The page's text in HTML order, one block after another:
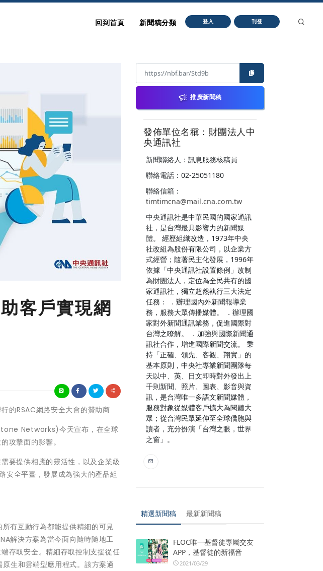
回到首頁 新聞稿分類 登入 刊登
客戶實現網
的RSAC網路安全大會的贊助商
Networks)今天宣布，在全球
攻擊面的影響。
要提供相應的靈活性，以及企業級
安全平臺，發展成為強大的產品組
有互動行為都能提供精細的可見
解決方案為當今面向隨時隨地工
存取安全。精細存取控制支援從任
生和雲端型應用程式。該方案適
推廣新聞稿
發佈單位名稱：財團法人中
央通訊社
新聞聯絡人：訊息服務核稿員
聯絡電話：02-25051180
聯絡信箱：
timtimcna@mail.cna.com.tw
中央通訊社是中華民國的國家通訊
社，是台灣最具影響力的新聞媒
體。 經歷組織改造，1973年中央
社改組為股份有限公司，以企業方
式經營；隨著民主化發展，1996年
依據「中央通訊社設置條例」改制
為財團法人，定位為全民共有的國
家通訊社，獨立超然執行三大法定
任務： ．辦理國內外新聞報導業
務，服務大眾傳播媒體。 ．辦理國
家對外新聞通訊業務，促進國際對
台灣之瞭解。 ．加強與國際新聞通
訊社合作，增進國際新聞交流。 秉
持「正確、領先、客觀、翔實」的
基本原則，中央社專業新聞團隊每
天以中、英、日文即時對外發出上
千則新聞、照片、圖表、影音與資
訊，是台灣唯一多語文新聞媒體，
服務對象從媒體客戶擴大為閱聽大
眾；從台灣民眾延伸至全球僑胞與
讀者，充分扮演「台灣之眼，世界
之窗」。
精選新聞稿 最新新聞稿
FLOC唯一基督徒專屬交友
APP，基督徒的新福音
2021/03/29